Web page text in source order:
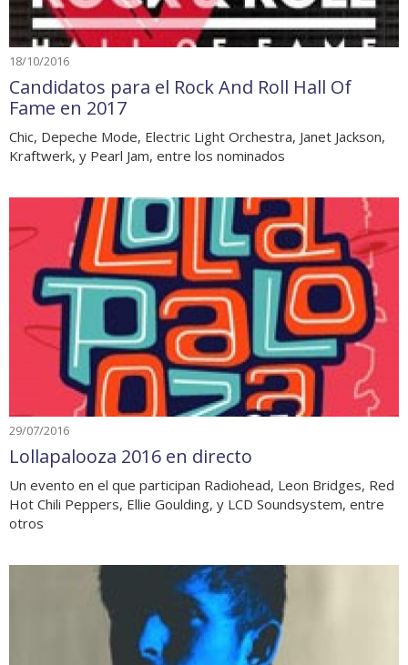
18/10/2016
Candidatos para el Rock And Roll Hall Of
Fame en 2017
Chic, Depeche Mode, Electric Light Orchestra, Janet Jackson,
Kraftwerk, y Pearl Jam, entre los nominados
29/07/2016
Lollapalooza 2016 en directo
Un evento en el que participan Radiohead, Leon Bridges, Red
Hot Chili Peppers, Ellie Goulding, y LCD Soundsystem, entre
otros